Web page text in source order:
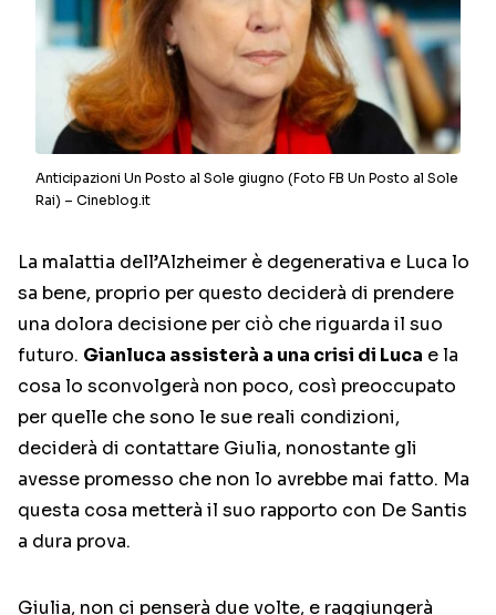
Anticipazioni Un Posto al Sole giugno (Foto FB Un Posto al Sole
Rai) – Cineblog.it
La malattia dell’Alzheimer è degenerativa e Luca lo
sa bene, proprio per questo deciderà di prendere
una dolora decisione per ciò che riguarda il suo
futuro. Gianluca assisterà a una crisi di Luca e la
cosa lo sconvolgerà non poco, così preoccupato
per quelle che sono le sue reali condizioni,
deciderà di contattare Giulia, nonostante gli
avesse promesso che non lo avrebbe mai fatto. Ma
questa cosa metterà il suo rapporto con De Santis
a dura prova.
Giulia, non ci penserà due volte, e raggiungerà